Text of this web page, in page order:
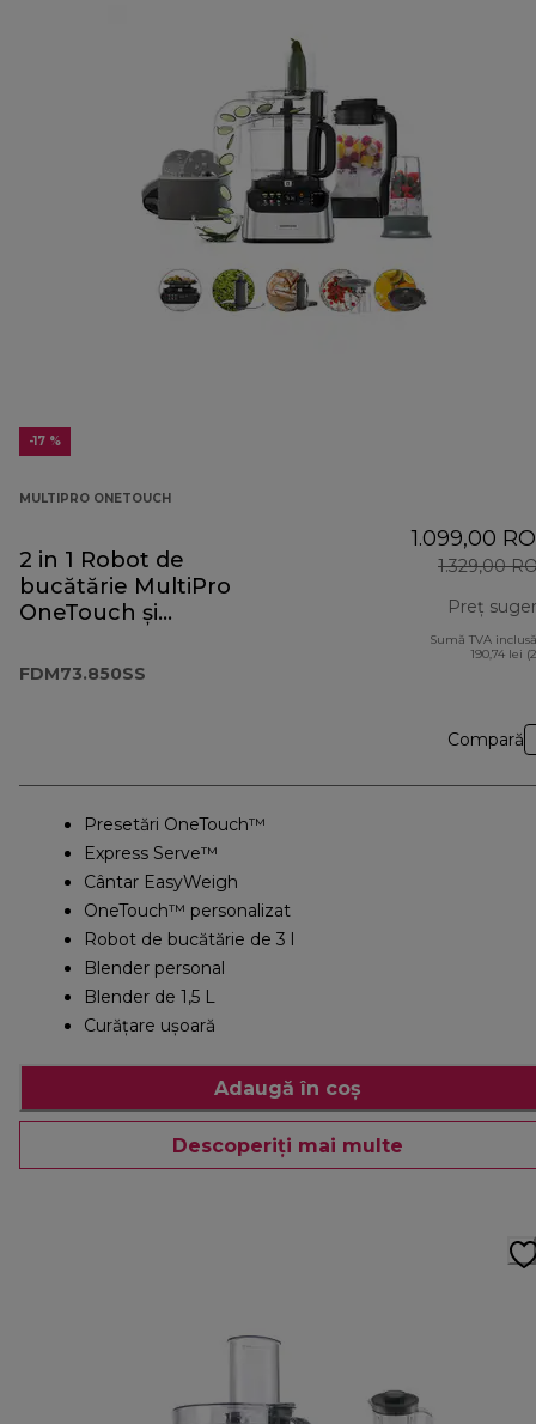
-17 %
MULTIPRO ONETOUCH
2 in 1 Robot de
bucătărie MultiPro
OneTouch și
FDM73.850SS
FDM73.850SS
1.099,00
1.329,00
Preț
Sumă TVA
190,74 lei
Compară
Presetări OneTouch™
Express Serve™
Cântar EasyWeigh
OneTouch™ personalizat
Robot de bucătărie de 3 l
Blender personal
Blender de 1,5 L
Curățare ușoară
Adaugă în coș
Descoperiți mai multe